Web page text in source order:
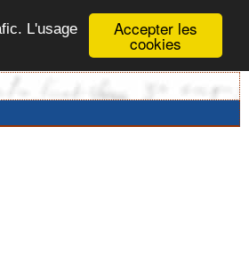
Accepter les
cookies
L'usage